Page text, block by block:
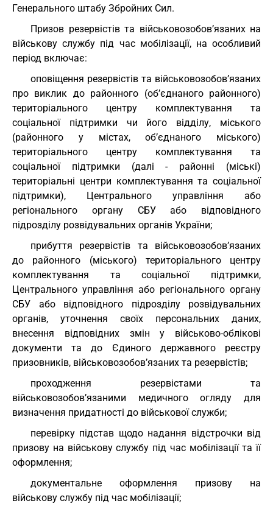
Генерального штабу Збройних Сил.
Призов резервістів та військовозобов’язаних на
військову службу під час мобілізації, на особливий
період включає:
оповіщення резервістів та військовозобов’язаних
про виклик до районного (об’єднаного районного)
територіального центру комплектування та
соціальної підтримки чи його відділу, міського
(районного у містах, об’єднаного міського)
територіального центру комплектування та
соціальної підтримки (далі - районні (міські)
територіальні центри комплектування та соціальної
підтримки), Центрального управління або
регіонального органу СБУ або відповідного
підрозділу розвідувальних органів України;
прибуття резервістів та військовозобов’язаних
до районного (міського) територіального центру
комплектування та соціальної підтримки,
Центрального управління або регіонального органу
СБУ або відповідного підрозділу розвідувальних
органів, уточнення своїх персональних даних,
внесення відповідних змін у військово-облікові
документи та до Єдиного державного реєстру
призовників, військовозобов’язаних та резервістів;
проходження резервістами та
військовозобов’язаними медичного огляду для
визначення придатності до військової служби;
перевірку підстав щодо надання відстрочки від
призову на військову службу під час мобілізації та її
оформлення;
документальне оформлення призову на
військову службу під час мобілізації;